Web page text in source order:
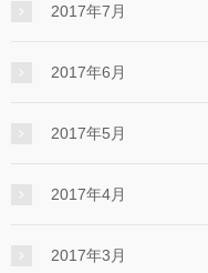
2017年7月
2017年6月
2017年5月
2017年4月
2017年3月